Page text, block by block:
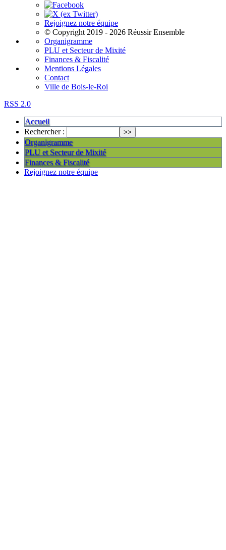
Rejoignez notre équipe
© Copyright 2019 - 2026 Réussir Ensemble
Organigramme
PLU et Secteur de Mixité
Finances & Fiscalité
Mentions Légales
Contact
Ville de Bois-le-Roi
RSS 2.0
Accueil
Rechercher :
Organigramme
PLU et Secteur de Mixité
Finances & Fiscalité
Rejoignez notre équipe